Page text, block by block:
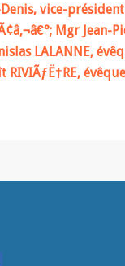
vice-
Mgr
LALANNE,
RIVIÃƒË†RE,